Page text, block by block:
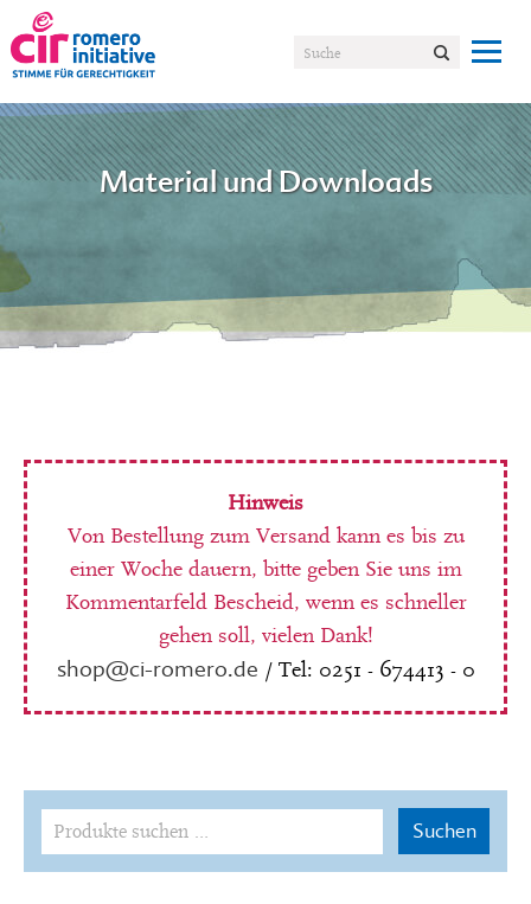
Material und Downloads
Hinweis
Von Bestellung zum Versand kann es bis zu
einer Woche dauern, bitte geben Sie uns im
Kommentarfeld Bescheid, wenn es schneller
gehen soll, vielen Dank!
shop@ci-romero.de / Tel: 0251 - 674413 - 0
Suchen
nach:
Suchen